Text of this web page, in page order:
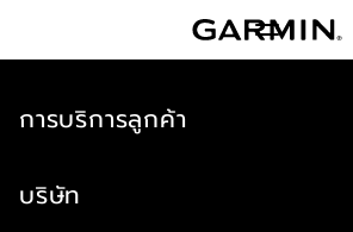
การบริการลูกค้า
บริษัท